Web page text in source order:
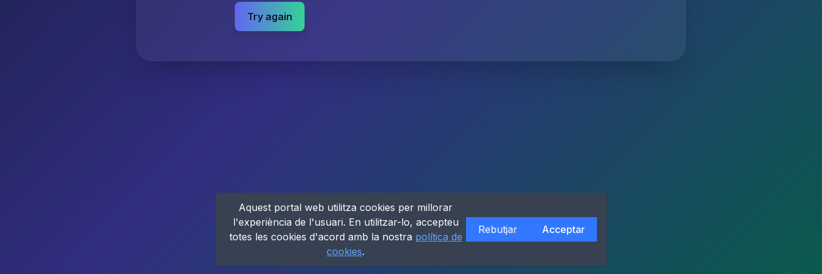
Try again
Aquest portal web utilitza cookies per millorar
l'experiència de l'usuari. En utilitzar-lo, accepteu
totes les cookies d'acord amb la nostra política de
cookies.
Rebutjar Acceptar